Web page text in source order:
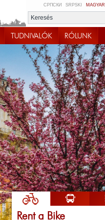
СРПСКИ SRPSKI MAGYAR
TUDNIVALÓK RÓLUNK
Rent a Bike